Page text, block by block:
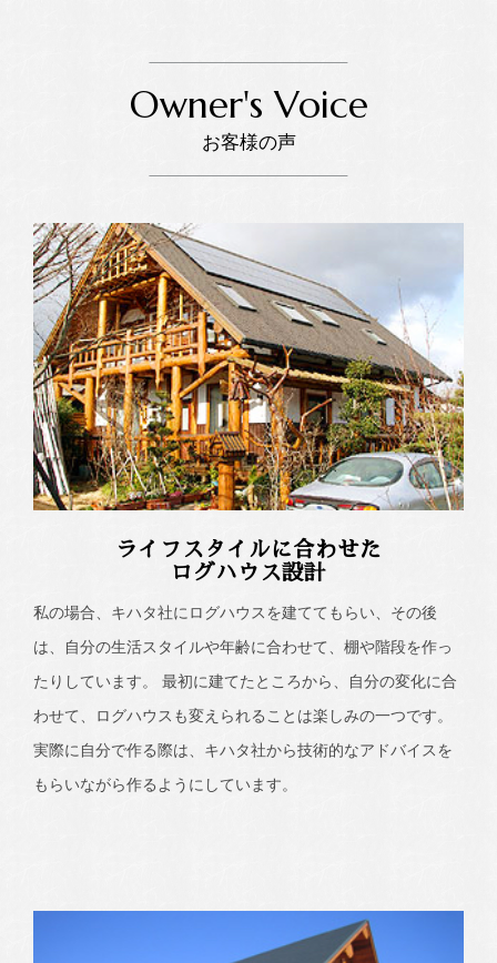
Owner's Voice
お客様の声
ライフスタイルに合わせた
ログハウス設計
私の場合、キハタ社にログハウスを建ててもらい、その後
は、自分の生活スタイルや年齢に合わせて、棚や階段を作っ
たりしています。 最初に建てたところから、自分の変化に合
わせて、ログハウスも変えられることは楽しみの一つです。
実際に自分で作る際は、キハタ社から技術的なアドバイスを
もらいながら作るようにしています。